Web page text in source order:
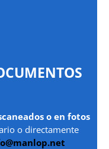
o en fotos
o directamente